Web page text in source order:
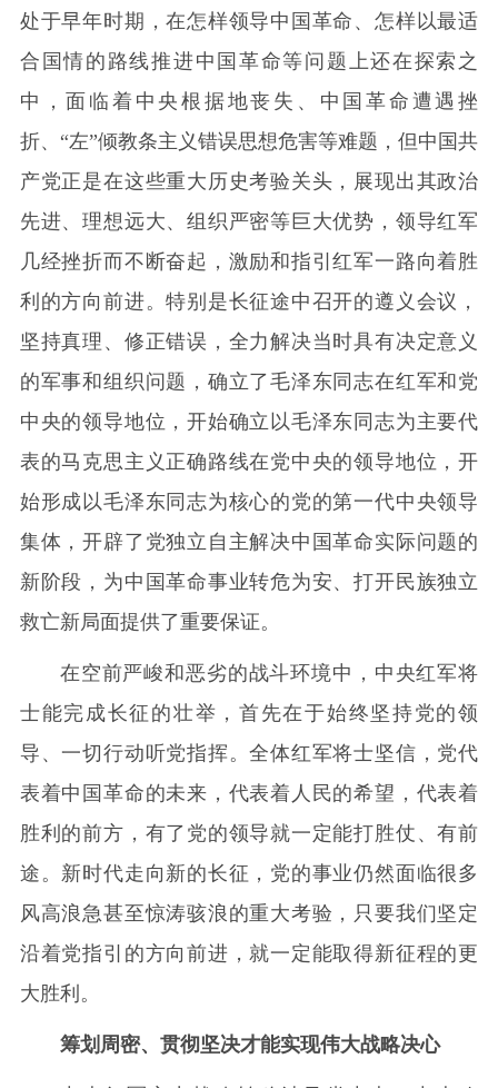
处于早年时期，在怎样领导中国革命、怎样以最适
合国情的路线推进中国革命等问题上还在探索之
中，面临着中央根据地丧失、中国革命遭遇挫
折、“左”倾教条主义错误思想危害等难题，但中国共
产党正是在这些重大历史考验关头，展现出其政治
先进、理想远大、组织严密等巨大优势，领导红军
几经挫折而不断奋起，激励和指引红军一路向着胜
利的方向前进。特别是长征途中召开的遵义会议，
坚持真理、修正错误，全力解决当时具有决定意义
的军事和组织问题，确立了毛泽东同志在红军和党
中央的领导地位，开始确立以毛泽东同志为主要代
表的马克思主义正确路线在党中央的领导地位，开
始形成以毛泽东同志为核心的党的第一代中央领导
集体，开辟了党独立自主解决中国革命实际问题的
新阶段，为中国革命事业转危为安、打开民族独立
救亡新局面提供了重要保证。
在空前严峻和恶劣的战斗环境中，中央红军将
士能完成长征的壮举，首先在于始终坚持党的领
导、一切行动听党指挥。全体红军将士坚信，党代
表着中国革命的未来，代表着人民的希望，代表着
胜利的前方，有了党的领导就一定能打胜仗、有前
途。新时代走向新的长征，党的事业仍然面临很多
风高浪急甚至惊涛骇浪的重大考验，只要我们坚定
沿着党指引的方向前进，就一定能取得新征程的更
大胜利。
筹划周密、贯彻坚决才能实现伟大战略决心